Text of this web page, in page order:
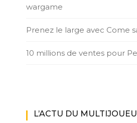
wargame
Prenez le large avec Come
10 millions de ventes pour
L’ACTU DU